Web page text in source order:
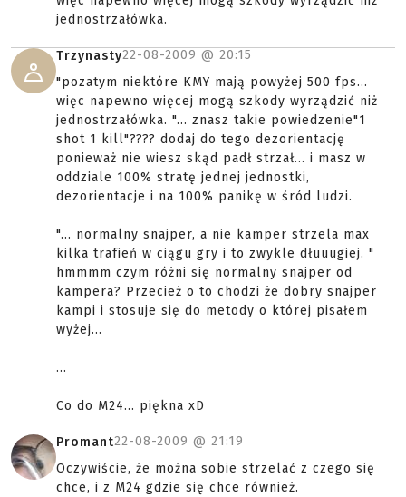
jednostrzałówka.
Trzynasty22-08-2009 @ 20:15
"pozatym niektóre KMY mają powyżej 500 fps...
więc napewno więcej mogą szkody wyrządzić niż
jednostrzałówka. "... znasz takie powiedzenie"1
shot 1 kill"???? dodaj do tego dezorientację
ponieważ nie wiesz skąd padł strzał... i masz w
oddziale 100% stratę jednej jednostki,
dezorientacje i na 100% panikę w śród ludzi.
"... normalny snajper, a nie kamper strzela max
kilka trafień w ciągu gry i to zwykle dłuuugiej. "
hmmmm czym różni się normalny snajper od
kampera? Przecież o to chodzi że dobry snajper
kampi i stosuje się do metody o której pisałem
wyżej...
...
Co do M24... piękna xD
Promant22-08-2009 @ 21:19
Oczywiście, że można sobie strzelać z czego się
chce, i z M24 gdzie się chce również.